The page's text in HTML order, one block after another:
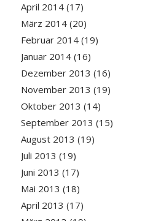
April 2014(17)
März 2014(20)
Februar 2014(19)
Januar 2014(16)
Dezember 2013 (16)
November 2013 (19)
Oktober 2013 (14)
September 2013 (15)
August 2013 (19)
Juli 2013 (19)
Juni 2013 (17)
Mai 2013 (18)
April 2013 (17)